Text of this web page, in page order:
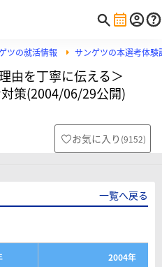
ツの就活情報 サンゲツの本選考体験
由を丁寧に伝える＞
策(2004/06/29公開)
お気に入り (9152)
一覧へ戻る
2004年